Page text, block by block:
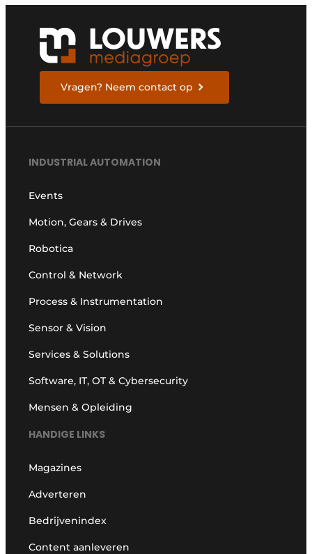
Vragen? Neem contact op
INDUSTRIAL AUTOMATION
Events
Motion, Gears & Drives
Robotica
Control & Network
Process & Instrumentation
Sensor & Vision
Services & Solutions
Software, IT, OT & Cybersecurity
Mensen & Opleiding
HANDIGE LINKS
Magazines
Adverteren
Bedrijvenindex
Content aanleveren